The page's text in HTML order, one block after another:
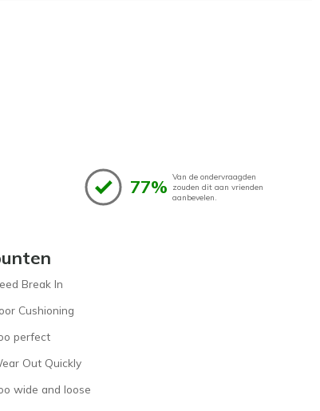
77% Van de ondervraagden
zouden dit aan vrienden
aanbevelen.
Break In
Cushioning
perfect
Out Quickly
wide and loose